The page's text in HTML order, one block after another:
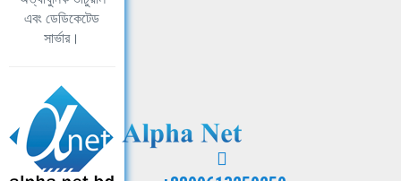
এবং ডেডিকেটেড
সার্ভার।